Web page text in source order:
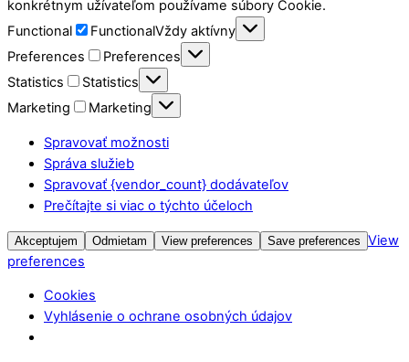
konkrétnym užívateľom používame súbory Cookie.
Functional
FunctionalVždy aktívny
Preferences
Preferences
Statistics
Statistics
Marketing
Marketing
Spravovať možnosti
Správa služieb
Spravovať {vendor_count} dodávateľov
Prečítajte si viac o týchto účeloch
Akceptujem Odmietam View preferences Save preferences View
preferences
Cookies
Vyhlásenie o ochrane osobných údajov